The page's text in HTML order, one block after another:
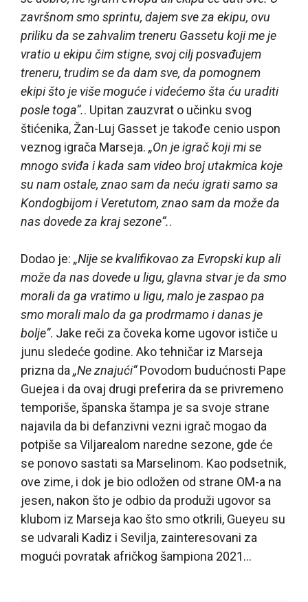
završnom smo sprintu, dajem sve za ekipu, ovu
priliku da se zahvalim treneru Gassetu koji me je
vratio u ekipu čim stigne, svoj cilj posvađujem
treneru, trudim se da dam sve, da pomognem
ekipi što je više moguće i videćemo šta ću uraditi
posle toga“.. Upitan zauzvrat o učinku svog
štićenika, Žan-Luj Gasset je takođe cenio uspon
veznog igrača Marseja. „On je igrač koji mi se
mnogo sviđa i kada sam video broj utakmica koje
su nam ostale, znao sam da neću igrati samo sa
Kondogbijom i Veretutom, znao sam da može da
nas dovede za kraj sezone“..
Dodao je: „Nije se kvalifikovao za Evropski kup ali
može da nas dovede u ligu, glavna stvar je da smo
morali da ga vratimo u ligu, malo je zaspao pa
smo morali malo da ga prodrmamo i danas je
bolje“. Jake reči za čoveka kome ugovor ističe u
junu sledeće godine. Ako tehničar iz Marseja
prizna da „Ne znajući“Povodom budućnosti Pape
Guejea i da ovaj drugi preferira da se privremeno
temporiše, španska štampa je sa svoje strane
najavila da bi defanzivni vezni igrač mogao da
potpiše sa Viljarealom naredne sezone, gde će
se ponovo sastati sa Marselinom. Kao podsetnik,
ove zime, i dok je bio odložen od strane OM-a na
jesen, nakon što je odbio da produži ugovor sa
klubom iz Marseja kao što smo otkrili, Gueyeu su
se udvarali Kadiz i Sevilja, zainteresovani za
mogući povratak afričkog šampiona 2021…